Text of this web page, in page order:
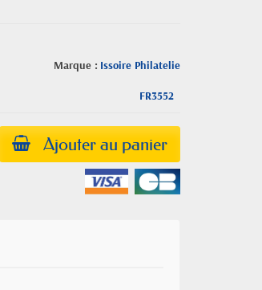
Marque : Issoire Philatelie
FR3552
Ajouter au panier